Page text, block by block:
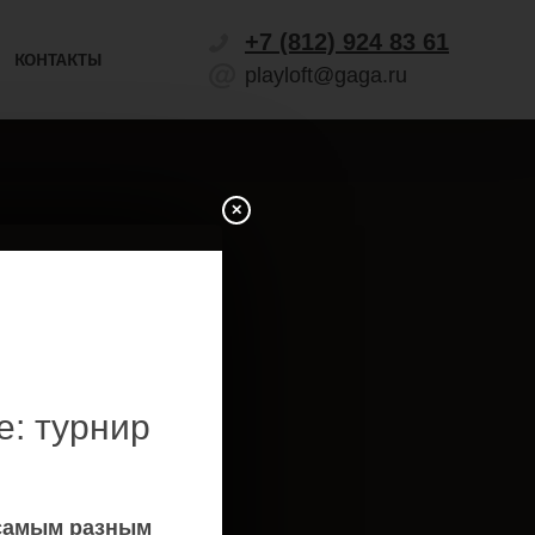
КОНТАКТЫ
+7 (812) 924 83 61
playloft@gaga.ru
турнир
разным